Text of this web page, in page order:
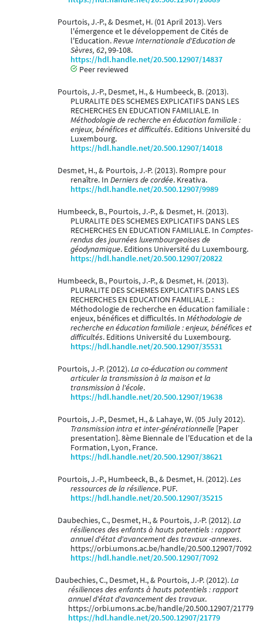
Pourtois, J.-P., & Desmet, H. (01 April 2013). Vers
l'émergence et le développement de Cités de
l'Education.Revue Internationale d'Education de
Sèvres, 62, 99-108.
https://hdl.handle.net/20.500.12907/14837
Peer reviewed
Pourtois, J.-P., Desmet, H., & Humbeeck, B. (2013).
PLURALITE DES SCHEMES EXPLICATIFS DANS LES
RECHERCHES EN EDUCATION FAMILIALE. In
Méthodologie de recherche en éducation familiale :
enjeux, bénéfices et difficultés. Editions Université du
Luxembourg.
https://hdl.handle.net/20.500.12907/14018
Desmet, H., & Pourtois, J.-P. (2013). Rompre pour
renaître. In Derniers de cordée. Kreativa.
https://hdl.handle.net/20.500.12907/9989
Humbeeck, B., Pourtois, J.-P., & Desmet, H. (2013).
PLURALITE DES SCHEMES EXPLICATIFS DANS LES
RECHERCHES EN EDUCATION FAMILIALE. In Comptes-
rendus des journées luxembourgeoises de
géodynamique. Editions Université du Luxembourg.
https://hdl.handle.net/20.500.12907/20822
Humbeeck, B., Pourtois, J.-P., & Desmet, H. (2013).
PLURALITE DES SCHEMES EXPLICATIFS DANS LES
RECHERCHES EN EDUCATION FAMILIALE. :
Méthodologie de recherche en éducation familiale :
enjeux, bénéfices et difficultés. In Méthodologie de
recherche en éducation familiale : enjeux, bénéfices et
difficultés. Editions Université du Luxembourg.
https://hdl.handle.net/20.500.12907/35531
Pourtois, J.-P. (2012).La co-éducation ou comment
articuler la transmission à la maison et la
transmission à l'école.
https://hdl.handle.net/20.500.12907/19638
Pourtois, J.-P., Desmet, H., & Lahaye, W. (05 July 2012).
Transmission intra et inter-générationnelle [Paper
presentation]. 8ème Biennale de l'Education et de la
Formation, Lyon, France.
https://hdl.handle.net/20.500.12907/38621
Pourtois, J.-P., Humbeeck, B., & Desmet, H. (2012).Les
ressources de la résilience. PUF.
https://hdl.handle.net/20.500.12907/35215
Daubechies, C., Desmet, H., & Pourtois, J.-P. (2012).La
résiliences des enfants à hauts potentiels : rapport
annuel d'état d'avancement des travaux -annexes.
https://orbi.umons.ac.be/handle/20.500.12907/7092
https://hdl.handle.net/20.500.12907/7092
Daubechies, C., Desmet, H., & Pourtois, J.-P. (2012).La
résiliences des enfants à hauts potentiels : rapport
annuel d'état d'avancement des travaux.
https://orbi.umons.ac.be/handle/20.500.12907/21779
https://hdl.handle.net/20.500.12907/21779